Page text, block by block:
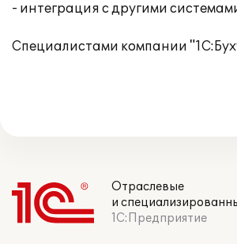
- интеграция с другими
Специалистами компании
Отраслевые
и
1С:Предприятие